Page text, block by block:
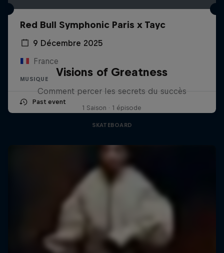
Red Bull Symphonic Paris x Tayc
9 Décembre 2025
France
MUSIQUE
Past event
Visions of Greatness
Comment percer les secrets du succès
1 Saison · 1 épisode
SKATEBOARD